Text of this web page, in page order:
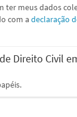
com a declaração
Direito Civil